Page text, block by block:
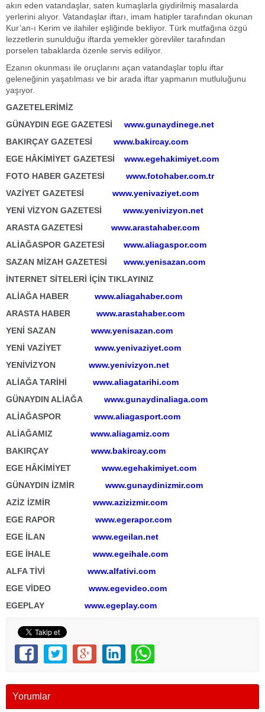
akın eden vatandaşlar, saten kumaşlarla giydirilmiş masalarda
yerlerini alıyor. Vatandaşlar iftarı, imam hatipler tarafından okunan
Kur’an-ı Kerim ve ilahiler eşliğinde bekliyor. Türk mutfağına özgü
lezzetlerin sunulduğu iftarda yemekler görevliler tarafından
porselen tabaklarda özenle servis ediliyor.
Ezanın okunması ile oruçlarını açan vatandaşlar toplu iftar
geleneğinin yaşatılması ve bir arada iftar yapmanın mutluluğunu
yaşıyor.
GAZETELERİMİZ
GÜNAYDIN EGE GAZETESİ
www.gunaydinege.net
BAKIRÇAY GAZETESİ www.bakircay.com
EGE HÂKİMİYET GAZETESİ
www.egehakimiyet.com
FOTO HABER GAZETESİ
www.fotohaber.com.tr
VAZİYET GAZETESİ www.yenivaziyet.com
YENİ VİZYON GAZETESİ
www.yenivizyon.net
ARASTA GAZETESİ www.arastahaber.com
ALİAĞASPOR GAZETESİ
www.aliagaspor.com
SAZAN MİZAH GAZETESİ
www.yenisazan.com
İNTERNET SİTELERİ İÇİN TIKLAYINIZ
ALİAĞA HABER www.aliagahaber.com
ARASTA HABER www.arastahaber.com
YENİ SAZAN www.yenisazan.com
YENİ VAZİYET www.yenivaziyet.com
YENİVİZYON www.yenivizyon.net
ALİAĞA TARİHİ www.aliagatarihi.com
GÜNAYDIN ALİAĞA
www.gunaydinaliaga.com
ALİAĞASPOR www.aliagasport.com
ALİAĞAMIZ www.aliagamiz.com
BAKIRÇAY www.bakircay.com
EGE HÂKİMİYET www.egehakimiyet.com
GÜNAYDIN İZMİR www.gunaydinizmir.com
AZİZ İZMİR www.azizizmir.com
EGE RAPOR www.egerapor.com
EGE İLAN www.egeilan.net
EGE İHALE www.egeihale.com
ALFA TİVİ www.alfativi.com
EGE VİDEO www.egevideo.com
EGEPLAY www.egeplay.com
Yorumlar